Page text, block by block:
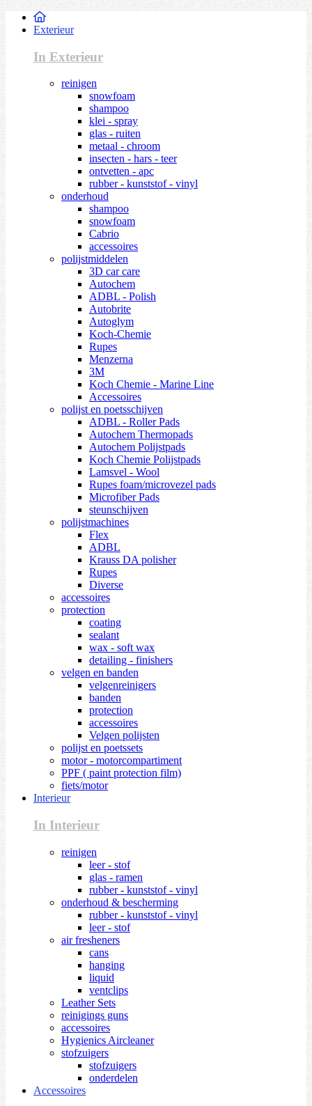
Exterieur
In Exterieur
reinigen
snowfoam
shampoo
klei - spray
glas - ruiten
metaal - chroom
insecten - hars - teer
ontvetten - apc
rubber - kunststof - vinyl
onderhoud
shampoo
snowfoam
Cabrio
accessoires
polijstmiddelen
3D car care
Autochem
ADBL - Polish
Autobrite
Autoglym
Koch-Chemie
Rupes
Menzerna
3M
Koch Chemie - Marine Line
Accessoires
polijst en poetsschijven
ADBL - Roller Pads
Autochem Thermopads
Autochem Polijstpads
Koch Chemie Polijstpads
Lamsvel - Wool
Rupes foam/microvezel pads
Microfiber Pads
steunschijven
polijstmachines
Flex
ADBL
Krauss DA polisher
Rupes
Diverse
accessoires
protection
coating
sealant
wax - soft wax
detailing - finishers
velgen en banden
velgenreinigers
banden
protection
accessoires
Velgen polijsten
polijst en poetssets
motor - motorcompartiment
PPF ( paint protection film)
fiets/motor
Interieur
In Interieur
reinigen
leer - stof
glas - ramen
rubber - kunststof - vinyl
onderhoud & bescherming
rubber - kunststof - vinyl
leer - stof
air fresheners
cans
hanging
liquid
ventclips
Leather Sets
reinigings guns
accessoires
Hygienics Aircleaner
stofzuigers
stofzuigers
onderdelen
Accessoires